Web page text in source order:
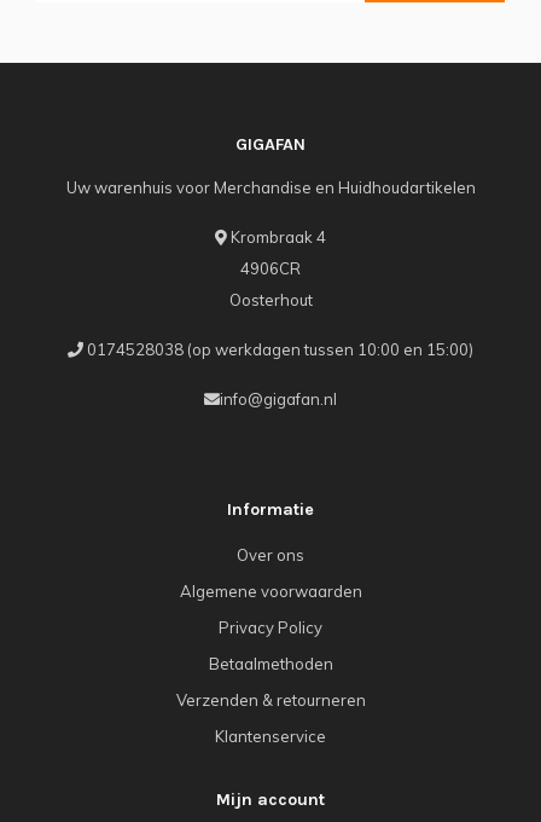
GIGAFAN
Uw warenhuis voor Merchandise en Huidhoudartikelen
Krombraak 4
4906CR
Oosterhout
0174528038 (op werkdagen tussen 10:00 en 15:00)
info@gigafan.nl
Informatie
Over ons
Algemene voorwaarden
Privacy Policy
Betaalmethoden
Verzenden & retourneren
Klantenservice
Mijn account